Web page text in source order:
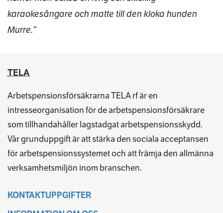
karaokesångare och matte till den kloka hunden
Murre.”
TELA
Arbetspensionsförsäkrarna TELA rf är en
intresseorganisation för de arbetspensionsförsäkrare
som tillhandahåller lagstadgat arbetspensionsskydd.
Vår grunduppgift är att stärka den sociala acceptansen
för arbetspensionssystemet och att främja den allmänna
verksamhetsmiljön inom branschen.
KONTAKTUPPGIFTER